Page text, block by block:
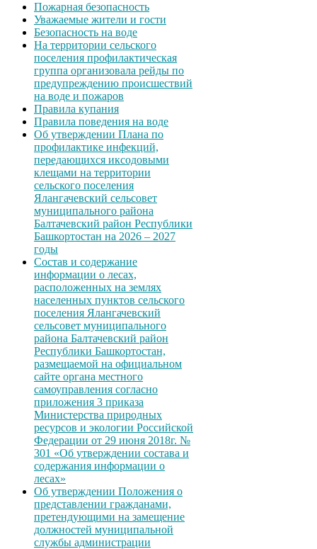
Пожарная безопасность
Уважаемые жители и гости
Безопасность на воде
На территории сельского
поселения профилактическая
группа организовала рейды по
предупреждению происшествий
на воде и пожаров
Правила купания
Правила поведения на воде
Об утверждении Плана по
профилактике инфекций,
передающихся иксодовыми
клещами на территории
сельского поселения
Ялангачевский сельсовет
муниципального района
Балтачевский район Республики
Башкортостан на 2026 – 2027
годы
Состав и содержание
информации о лесах,
расположенных на землях
населенных пунктов сельского
поселения Ялангачевский
сельсовет муниципального
района Балтачевский район
Республики Башкортостан,
размещаемой на официальном
сайте органа местного
самоуправления согласно
приложения 3 приказа
Министерства природных
ресурсов и экологии Российской
Федерации от 29 июня 2018г. №
301 «Об утверждении состава и
содержания информации о
лесах»
Об утверждении Положения о
представлении гражданами,
претендующими на замещение
должностей муниципальной
службы администрации